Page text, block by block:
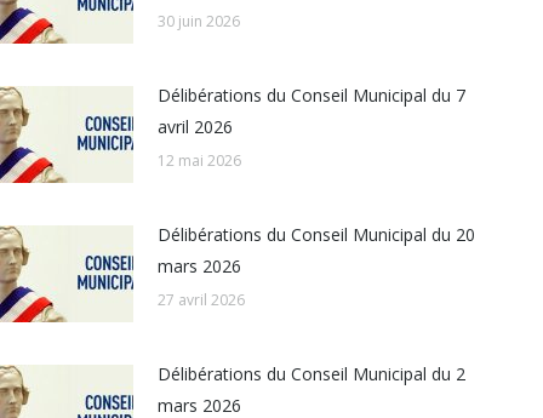
30 juin 2026
Délibérations du Conseil Municipal du 7
avril 2026
12 mai 2026
Délibérations du Conseil Municipal du 20
mars 2026
27 avril 2026
Délibérations du Conseil Municipal du 2
mars 2026